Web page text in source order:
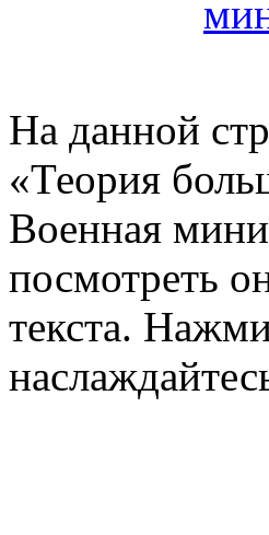
На данной
«Теория
Военная
посмотреть
текста.